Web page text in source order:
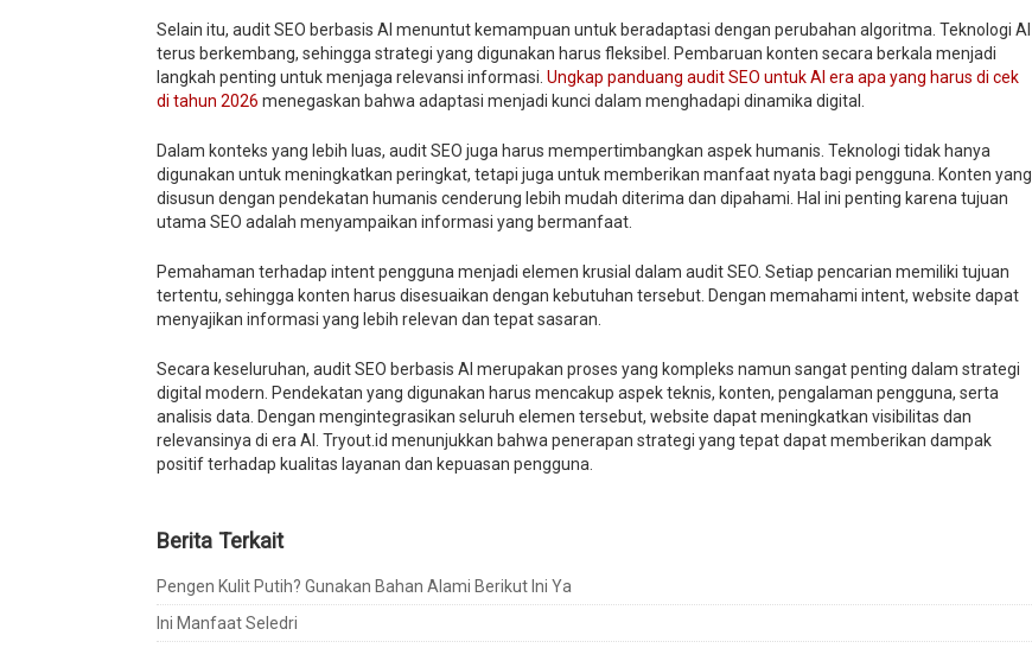
Selain itu, audit SEO berbasis AI menuntut kemampuan untuk beradaptasi dengan perubahan algoritma. Teknologi AI
terus berkembang, sehingga strategi yang digunakan harus fleksibel. Pembaruan konten secara berkala menjadi
langkah penting untuk menjaga relevansi informasi. Ungkap panduang audit SEO untuk AI era apa yang harus di cek
di tahun 2026 menegaskan bahwa adaptasi menjadi kunci dalam menghadapi dinamika digital.
Dalam konteks yang lebih luas, audit SEO juga harus mempertimbangkan aspek humanis. Teknologi tidak hanya
digunakan untuk meningkatkan peringkat, tetapi juga untuk memberikan manfaat nyata bagi pengguna. Konten yang
disusun dengan pendekatan humanis cenderung lebih mudah diterima dan dipahami. Hal ini penting karena tujuan
utama SEO adalah menyampaikan informasi yang bermanfaat.
Pemahaman terhadap intent pengguna menjadi elemen krusial dalam audit SEO. Setiap pencarian memiliki tujuan
tertentu, sehingga konten harus disesuaikan dengan kebutuhan tersebut. Dengan memahami intent, website dapat
menyajikan informasi yang lebih relevan dan tepat sasaran.
Secara keseluruhan, audit SEO berbasis AI merupakan proses yang kompleks namun sangat penting dalam strategi
digital modern. Pendekatan yang digunakan harus mencakup aspek teknis, konten, pengalaman pengguna, serta
analisis data. Dengan mengintegrasikan seluruh elemen tersebut, website dapat meningkatkan visibilitas dan
relevansinya di era AI. Tryout.id menunjukkan bahwa penerapan strategi yang tepat dapat memberikan dampak
positif terhadap kualitas layanan dan kepuasan pengguna.
Berita Terkait
Pengen Kulit Putih? Gunakan Bahan Alami Berikut Ini Ya
Ini Manfaat Seledri